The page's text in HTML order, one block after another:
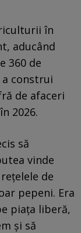
în
aducând
360 de
construi
de afaceri
2026.
să
vinde
de
pepeni. Era
piața liberă,
și să